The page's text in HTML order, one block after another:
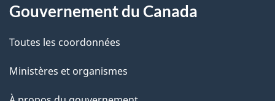
Gouvernement du Canada
Toutes les coordonnées
Ministères et organismes